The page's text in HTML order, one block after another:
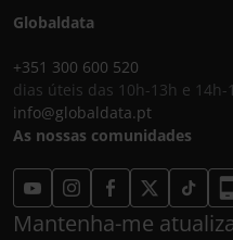
Globaldata
+351 300 600 520
dias úteis das 10h-13h e 14h-
info@globaldata.pt
As nossas comunidades
Mantenha-me